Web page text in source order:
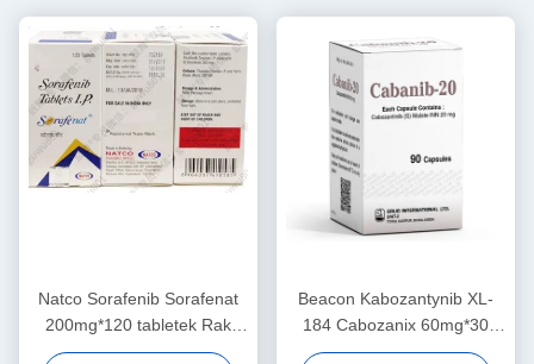
Natco Sorafenib Sorafenat
200mg*120 tabletek Rak
wątrobowokomórkowy, rak
Beacon Kabozantynib XL-
184 Cabozanix 60mg*30
tabletek Rak nerki, rak